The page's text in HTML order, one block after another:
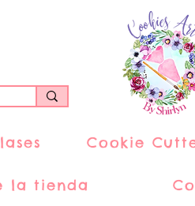
Cookie
la tienda